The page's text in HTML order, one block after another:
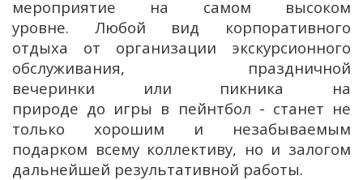
мероприятие на самом высоком
уровне. Любой вид корпоративного
отдыха от организации экскурсионного
обслуживания, праздничной
вечеринки или пикника на
природе до игры в пейнтбол - станет не
только хорошим и незабываемым
подарком всему коллективу, но и залогом
дальнейшей результативной работы.